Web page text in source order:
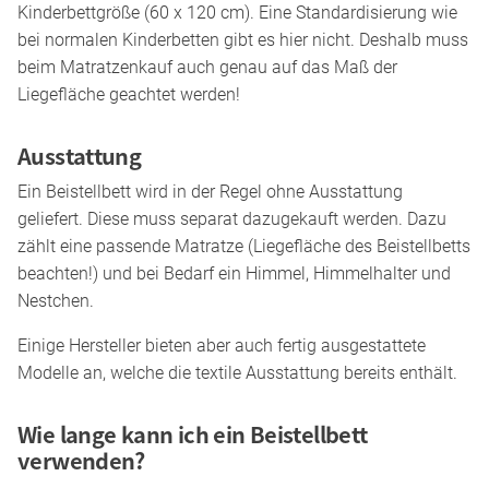
Kinderbettgröße (60 x 120 cm). Eine Standardisierung wie
bei normalen Kinderbetten gibt es hier nicht. Deshalb muss
beim Matratzenkauf auch genau auf das Maß der
Liegefläche geachtet werden!
Ausstattung
Ein Beistellbett wird in der Regel ohne Ausstattung
geliefert. Diese muss separat dazugekauft werden. Dazu
zählt eine passende Matratze (Liegefläche des Beistellbetts
beachten!) und bei Bedarf ein Himmel, Himmelhalter und
Nestchen.
Einige Hersteller bieten aber auch fertig ausgestattete
Modelle an, welche die textile Ausstattung bereits enthält.
Wie lange kann ich ein Beistellbett
verwenden?